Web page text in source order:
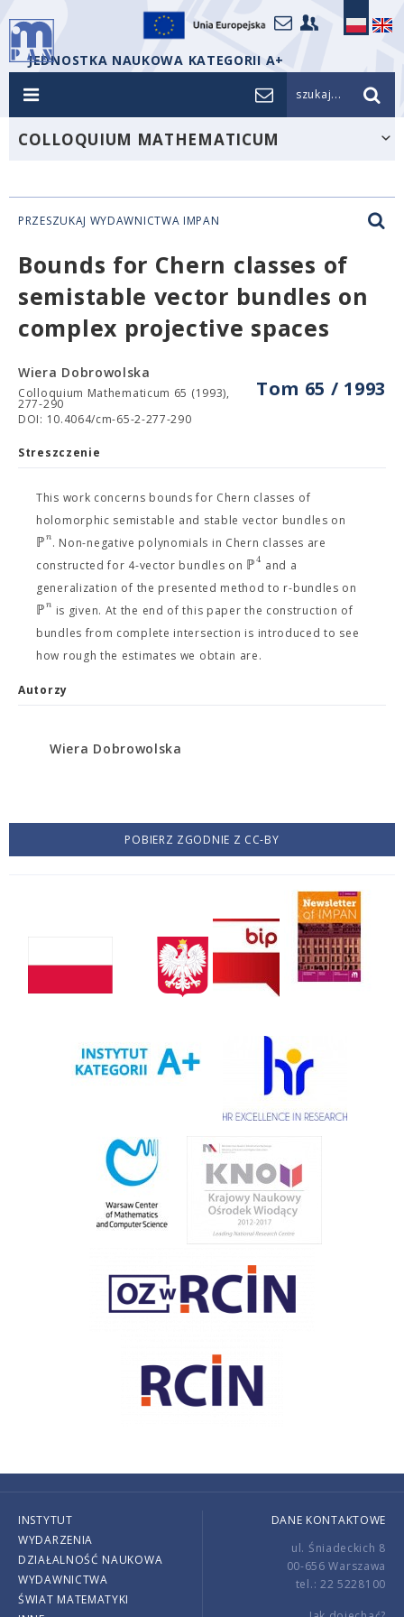
JEDNOSTKA NAUKOWA KATEGORII A+
szukaj...
COLLOQUIUM MATHEMATICUM
PRZESZUKAJ WYDAWNICTWA IMPAN
Bounds for Chern classes of
semistable vector bundles on
complex projective spaces
Tom 65 / 1993
Wiera Dobrowolska
Colloquium Mathematicum 65 (1993),
277-290
DOI: 10.4064/cm-65-2-277-290
Streszczenie
This work concerns bounds for Chern classes of
holomorphic semistable and stable vector bundles on
ℙn. Non-negative polynomials in Chern classes are
constructed for 4-vector bundles on ℙ4 and a
generalization of the presented method to r-bundles on
ℙn is given. At the end of this paper the construction of
bundles from complete intersection is introduced to see
how rough the estimates we obtain are.
Autorzy
Wiera Dobrowolska
POBIERZ ZGODNIE Z CC-BY
INSTYTUT
WYDARZENIA
DZIAŁALNOŚĆ NAUKOWA
WYDAWNICTWA
ŚWIAT MATEMATYKI
DANE KONTAKTOWE
ul. Śniadeckich 8
00-656 Warszawa
tel.: 22 5228100